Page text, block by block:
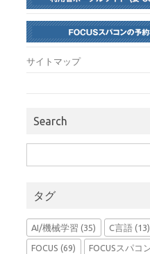
サイトマップ
Search
索:
タグ
AI/機械学習 (35) C言語(13)
FOCUS (69) FOCUSスパコ